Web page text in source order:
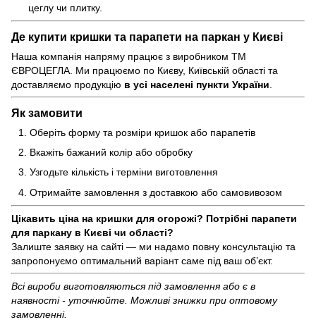
цеглу чи плитку.
Де купити кришки та парапети на паркан у Києві
Наша компанія напряму працює з виробником ТМ
ЄВРОЦЕГЛА. Ми працюємо по Києву, Київській області та
доставляємо продукцію в усі населені пункти України
Як замовити
Оберіть форму та розміри кришок або парапетів
Вкажіть бажаний колір або обробку
Узгодьте кількість і терміни виготовлення
Отримайте замовлення з доставкою або самовивозом
Цікавить ціна на кришки для огорожі? Потрібні парапети
для паркану в Києві чи області?
Залиште заявку на сайті — ми надамо повну консультацію та
запропонуємо оптимальний варіант саме під ваш об’єкт.
Всі вироби виготовляються під замовлення або є в
наявності - уточнюйте. Можливі знижки при оптовому
замовленні.